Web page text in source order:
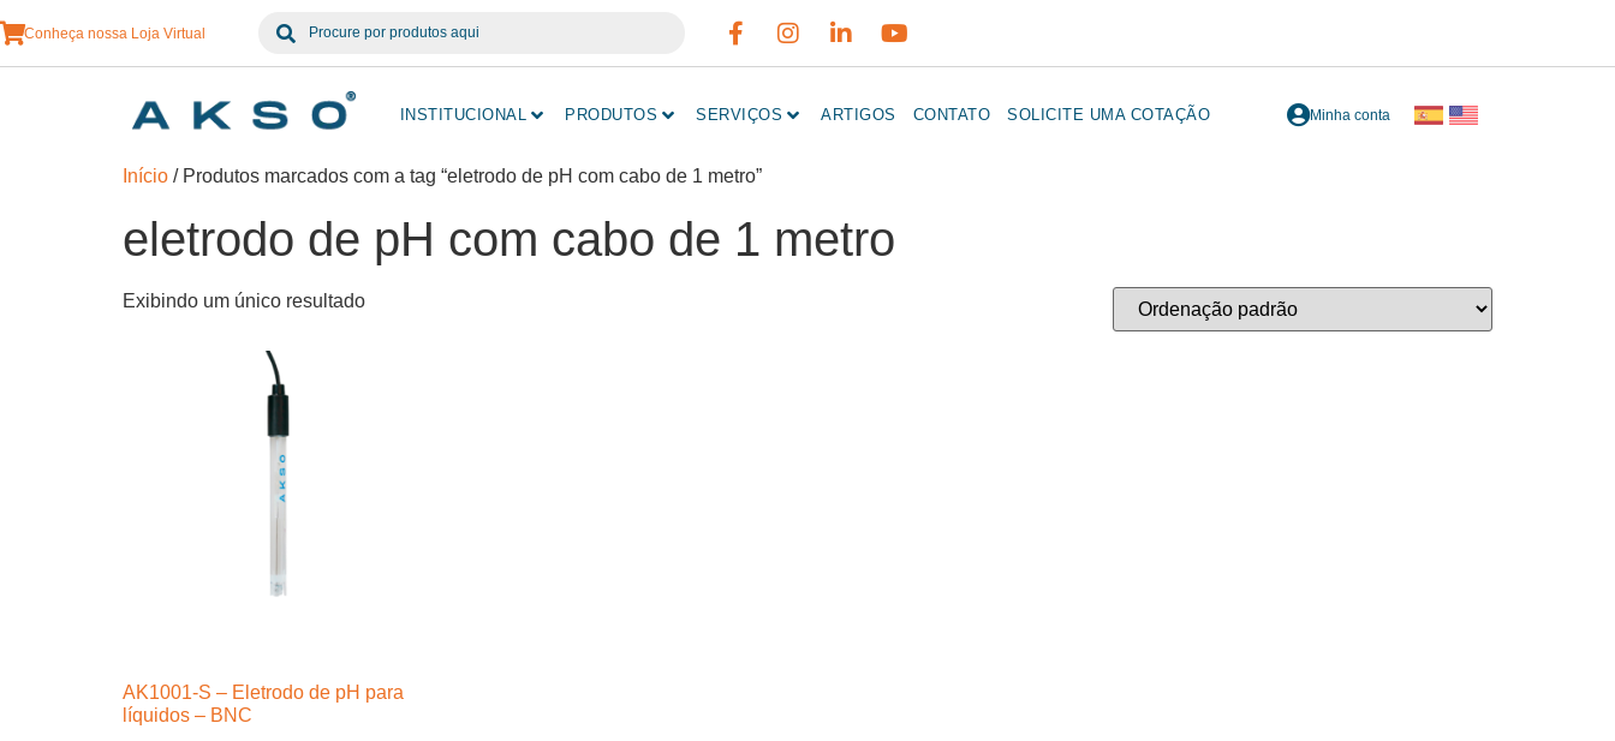
Conheça nossa Loja Virtual
INSTITUCIONAL PRODUTOS SERVIÇOS ARTIGOS CONTATO SOLICITE UMA COTAÇÃO Minha conta
Início / Produtos marcados com a tag “eletrodo de pH com cabo de 1 metro”
eletrodo de pH com cabo de 1 metro
Exibindo um único resultado
AK1001-S – Eletrodo de pH para
líquidos – BNC